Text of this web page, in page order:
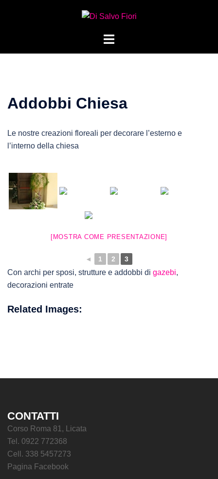
Mostra/Nascondi
Addobbi Chiesa
Le nostre creazioni floreali per decorare l’esterno e
l’interno della chiesa
[MOSTRA COME PRESENTAZIONE]
◄ 1 2 3
Con archi per sposi, strutture e addobbi di gazebi,
decorazioni entrate
Related Images:
CONTATTI
Corso Roma 81, Licata
Tel. 0922 772368
Cell. 338 5457273
Pagina Facebook